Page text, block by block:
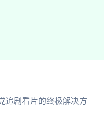
追剧看片的终极解决方